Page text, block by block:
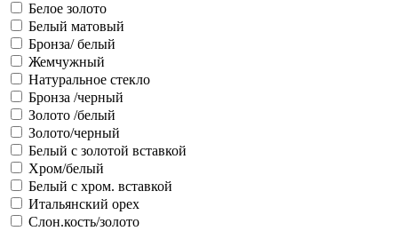
Белое золото
Белый матовый
Бронза/ белый
Жемчужный
Натуральное стекло
Бронза /черный
Золото /белый
Золото/черный
Белый с золотой вставкой
Хром/белый
Белый с хром. вставкой
Итальянский орех
Слон.кость/золото